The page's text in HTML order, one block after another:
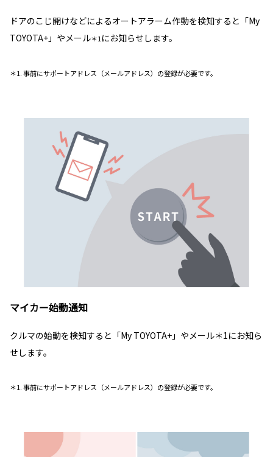
ドアのこじ開けなどによるオートアラーム作動を検知すると「My
TOYOTA+」やメール＊1にお知らせします。
＊1. 事前にサポートアドレス（メールアドレス）の登録が必要です。
マイカー始動通知
クルマの始動を検知すると「My TOYOTA+」やメール＊1にお知ら
せします。
＊1. 事前にサポートアドレス（メールアドレス）の登録が必要です。